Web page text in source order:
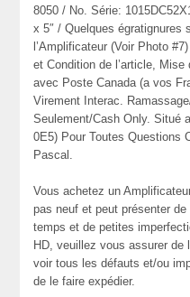
8050 / No. Série:
x 5″ / Quelques égratignures
l’Amplificateur (Voir Photo
et Condition de l’article,
avec Poste Canada (a vos
Virement Interac.
Seulement/Cash Only. Situé
0E5) Pour Toutes Questions
Pascal.
Vous achetez un
pas neuf et peut présenter
temps et de petites
HD, veuillez vous assurer de
voir tous les défauts et/ou
de le faire expédier.